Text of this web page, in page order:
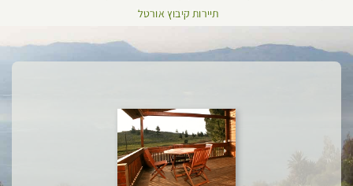
תיירות קיבוץ אורטל